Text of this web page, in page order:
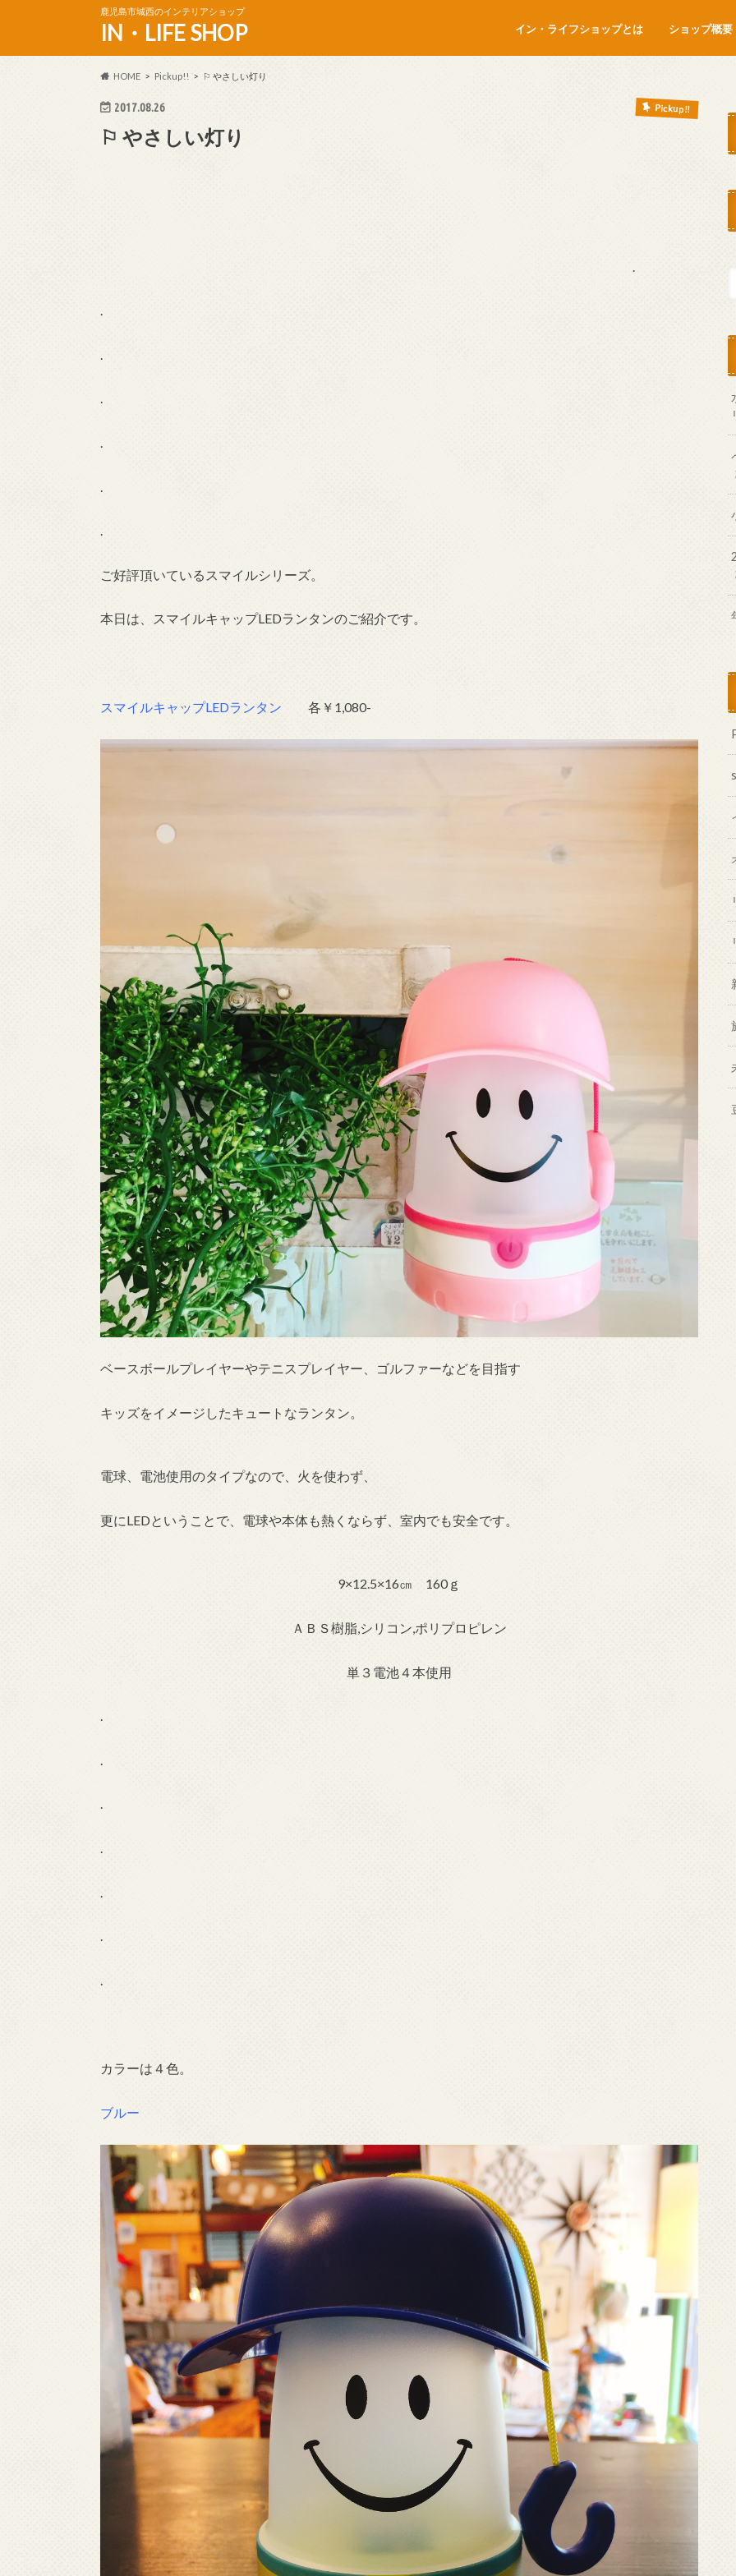
鹿児島市城西のインテリアショップ
IN・LIFE SHOP イン・ライフショップとは ショップ概要
HOME Pickup!! ⚐ やさしい灯り
2017.08.26 Pickup!!
⚐ やさしい灯り
.
.
.
.
ご好評頂いているスマイルシリーズ。
本日は、スマイルキャップLEDランタンのご紹介です。
スマイルキャップLEDランタン 各￥1,080-
ベースボールプレイヤーやテニスプレイヤー、ゴルファーなどを目指す
キッズをイメージしたキュートなランタン。
電球、電池使用のタイプなので、火を使わず、
更にLEDということで、電球や本体も熱くならず、室内でも安全です。
9×12.5×16㎝ 160ｇ
ＡＢＳ樹脂,シリコン,ポリプロピレン
単３電池４本使用
.
.
.
.
.
.
カラーは４色。
ブルー